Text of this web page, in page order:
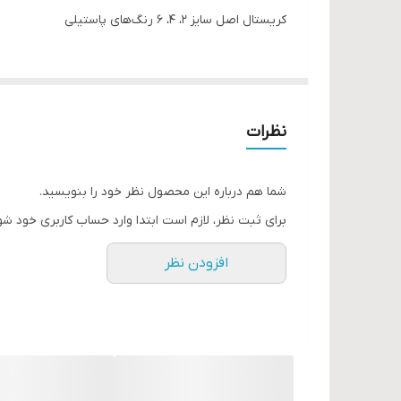
کریستال اصل سایز ۲، ۴، ۶ رنگ‌های پاستیلی
نظرات
شما هم درباره این محصول نظر خود را بنویسید.
برای ثبت نظر، لازم است ابتدا وارد حساب کاربری خود
افزودن نظر